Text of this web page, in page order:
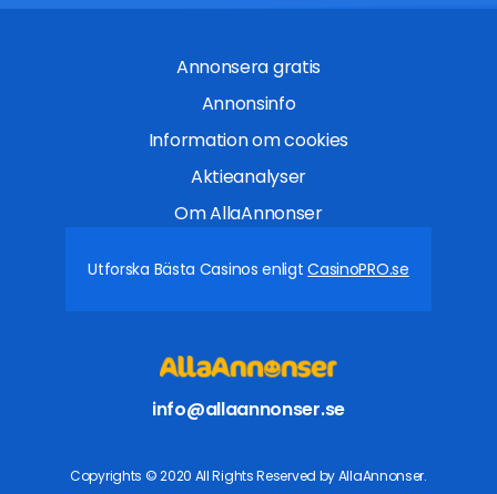
Annonsera gratis
Annonsinfo
Information om cookies
Aktieanalyser
Om AllaAnnonser
Utforska Bästa Casinos enligtCasinoPRO.se
info@allaannonser.se
Copyrights © 2020 All Rights Reserved by AllaAnnonser.